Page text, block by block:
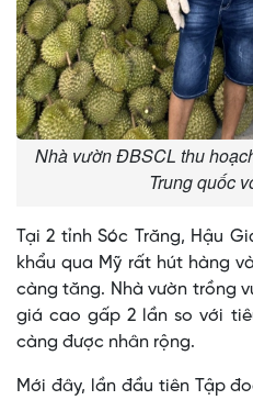
Nhà vườn ĐBSCL thu
Trung quốc
Tại 2 tỉnh Sóc Trăng, Hậu
khẩu qua Mỹ rất hút hàng
càng tăng. Nhà vườn trồng
giá cao gấp 2 lần so với
càng được nhân rộng.
Mới đây, lần đầu tiên Tập